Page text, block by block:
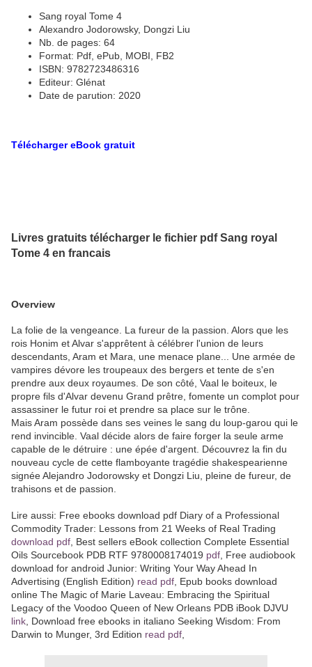
Sang royal Tome 4
Alexandro Jodorowsky, Dongzi Liu
Nb. de pages: 64
Format: Pdf, ePub, MOBI, FB2
ISBN: 9782723486316
Editeur: Glénat
Date de parution: 2020
Télécharger eBook gratuit
Livres gratuits télécharger le fichier pdf Sang royal
Tome 4 en francais
Overview
La folie de la vengeance. La fureur de la passion. Alors que les
rois Honim et Alvar s'apprêtent à célébrer l'union de leurs
descendants, Aram et Mara, une menace plane... Une armée de
vampires dévore les troupeaux des bergers et tente de s'en
prendre aux deux royaumes. De son côté, Vaal le boiteux, le
propre fils d'Alvar devenu Grand prêtre, fomente un complot pour
assassiner le futur roi et prendre sa place sur le trône.
Mais Aram possède dans ses veines le sang du loup-garou qui le
rend invincible. Vaal décide alors de faire forger la seule arme
capable de le détruire : une épée d'argent. Découvrez la fin du
nouveau cycle de cette flamboyante tragédie shakespearienne
signée Alejandro Jodorowsky et Dongzi Liu, pleine de fureur, de
trahisons et de passion.
Lire aussi: Free ebooks download pdf Diary of a Professional
Commodity Trader: Lessons from 21 Weeks of Real Trading
download pdf , Best sellers eBook collection Complete Essential
Oils Sourcebook PDB RTF 9780008174019 pdf , Free audiobook
download for android Junior: Writing Your Way Ahead In
Advertising (English Edition) read pdf , Epub books download
online The Magic of Marie Laveau: Embracing the Spiritual
Legacy of the Voodoo Queen of New Orleans PDB iBook DJVU
link , Download free ebooks in italiano Seeking Wisdom: From
Darwin to Munger, 3rd Edition read pdf